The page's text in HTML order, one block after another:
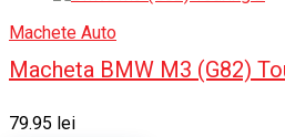
Machete Auto
Macheta BMW M3 (G82)
79.95 lei